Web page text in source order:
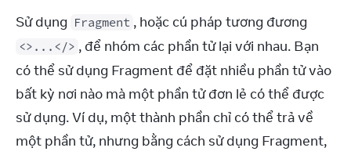
Sử dụng Fragment
<>...</> , để nhóm các phần tử lại với nhau. Bạn
có thể sử dụng Fragment để đặt nhiều phần tử vào
bất kỳ nơi nào mà một phần tử đơn lẻ có thể được
sử dụng. Ví dụ, một thành phần chỉ có thể trả về
một phần tử, nhưng bằng cách sử dụng Fragment,